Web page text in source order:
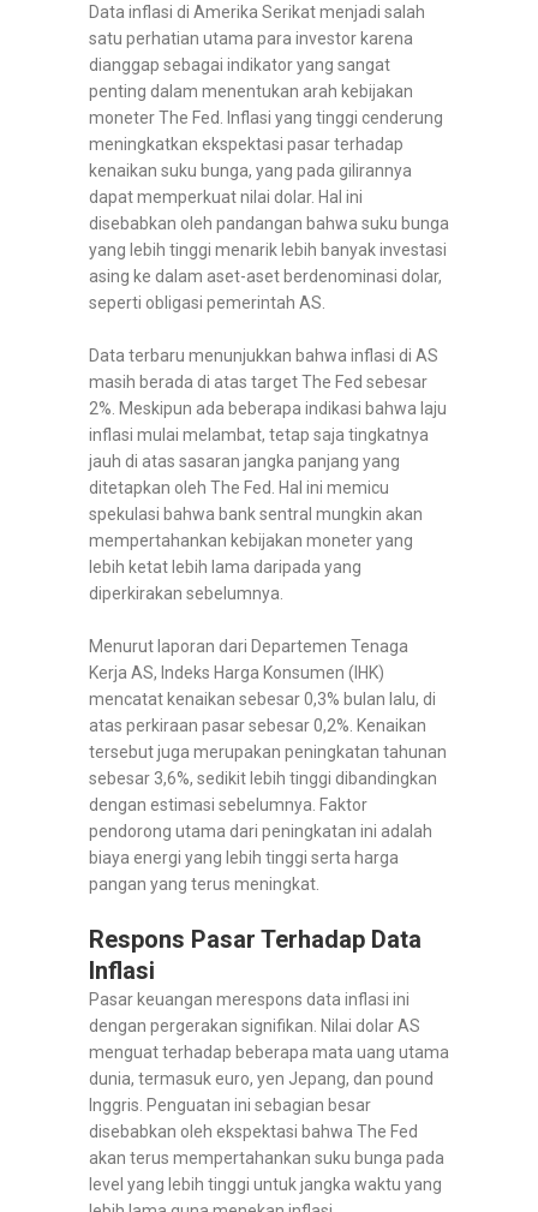
Data inflasi di Amerika Serikat menjadi salah
satu perhatian utama para investor karena
dianggap sebagai indikator yang sangat
penting dalam menentukan arah kebijakan
moneter The Fed. Inflasi yang tinggi cenderung
meningkatkan ekspektasi pasar terhadap
kenaikan suku bunga, yang pada gilirannya
dapat memperkuat nilai dolar. Hal ini
disebabkan oleh pandangan bahwa suku bunga
yang lebih tinggi menarik lebih banyak investasi
asing ke dalam aset-aset berdenominasi dolar,
seperti obligasi pemerintah AS.
Data terbaru menunjukkan bahwa inflasi di AS
masih berada di atas target The Fed sebesar
2%. Meskipun ada beberapa indikasi bahwa laju
inflasi mulai melambat, tetap saja tingkatnya
jauh di atas sasaran jangka panjang yang
ditetapkan oleh The Fed. Hal ini memicu
spekulasi bahwa bank sentral mungkin akan
mempertahankan kebijakan moneter yang
lebih ketat lebih lama daripada yang
diperkirakan sebelumnya.
Menurut laporan dari Departemen Tenaga
Kerja AS, Indeks Harga Konsumen (IHK)
mencatat kenaikan sebesar 0,3% bulan lalu, di
atas perkiraan pasar sebesar 0,2%. Kenaikan
tersebut juga merupakan peningkatan tahunan
sebesar 3,6%, sedikit lebih tinggi dibandingkan
dengan estimasi sebelumnya. Faktor
pendorong utama dari peningkatan ini adalah
biaya energi yang lebih tinggi serta harga
pangan yang terus meningkat.
Respons Pasar Terhadap Data
Inflasi
Pasar keuangan merespons data inflasi ini
dengan pergerakan signifikan. Nilai dolar AS
menguat terhadap beberapa mata uang utama
dunia, termasuk euro, yen Jepang, dan pound
Inggris. Penguatan ini sebagian besar
disebabkan oleh ekspektasi bahwa The Fed
akan terus mempertahankan suku bunga pada
level yang lebih tinggi untuk jangka waktu yang